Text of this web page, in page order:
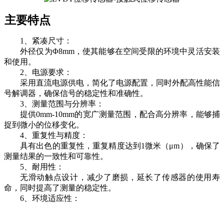
主要特点
1、 紧凑尺寸：
外径仅为Φ8mm，使其能够在空间受限的环境中灵活安装
和使用。
2、 电源要求：
采用直流电源供电，简化了电源配置，同时外配高性能信
号解调器，确保信号的稳定性和准确性。
3、 测量范围与分辨率：
提供0mm-10mm的宽广测量范围，配合高分辨率，能够捕
捉到微小的位移变化。
4、 重复性与精度：
具有出色的重复性，重复精度达到 1微米（μm），确保了
测量结果的一致性和可靠性。
5、 耐用性：
无滑动触点设计，减少了磨损，延长了传感器的使用寿
命，同时提高了测量的稳定性。
6、 环境适应性：